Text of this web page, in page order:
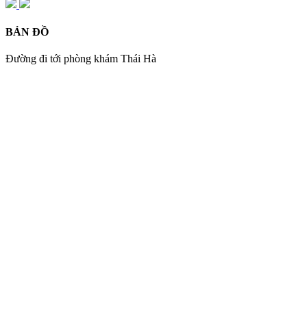
BẢN ĐỒ
Đường đi tới phòng khám Thái Hà